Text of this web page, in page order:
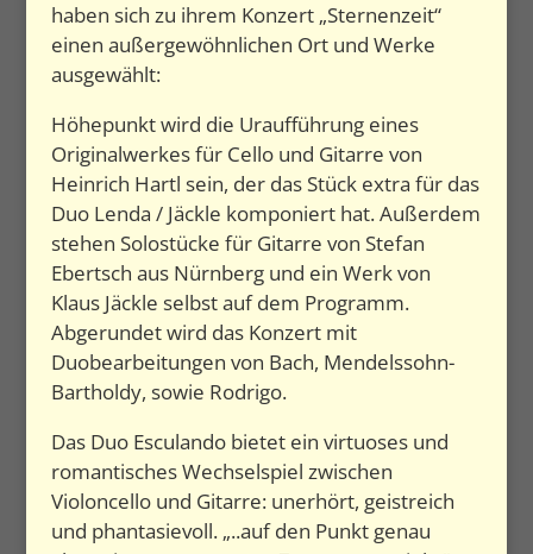
haben sich zu ihrem Konzert „Sternenzeit“
einen außergewöhnlichen Ort und Werke
ausgewählt:
Höhepunkt wird die Uraufführung eines
Originalwerkes für Cello und Gitarre von
Heinrich Hartl sein, der das Stück extra für das
Duo Lenda / Jäckle komponiert hat. Außerdem
stehen Solostücke für Gitarre von Stefan
Ebertsch aus Nürnberg und ein Werk von
Klaus Jäckle selbst auf dem Programm.
Abgerundet wird das Konzert mit
Duobearbeitungen von Bach, Mendelssohn-
Bartholdy, sowie Rodrigo.
Das Duo Esculando bietet ein virtuoses und
romantisches Wechselspiel zwischen
Violoncello und Gitarre: unerhört, geistreich
und phantasievoll. „..auf den Punkt genau